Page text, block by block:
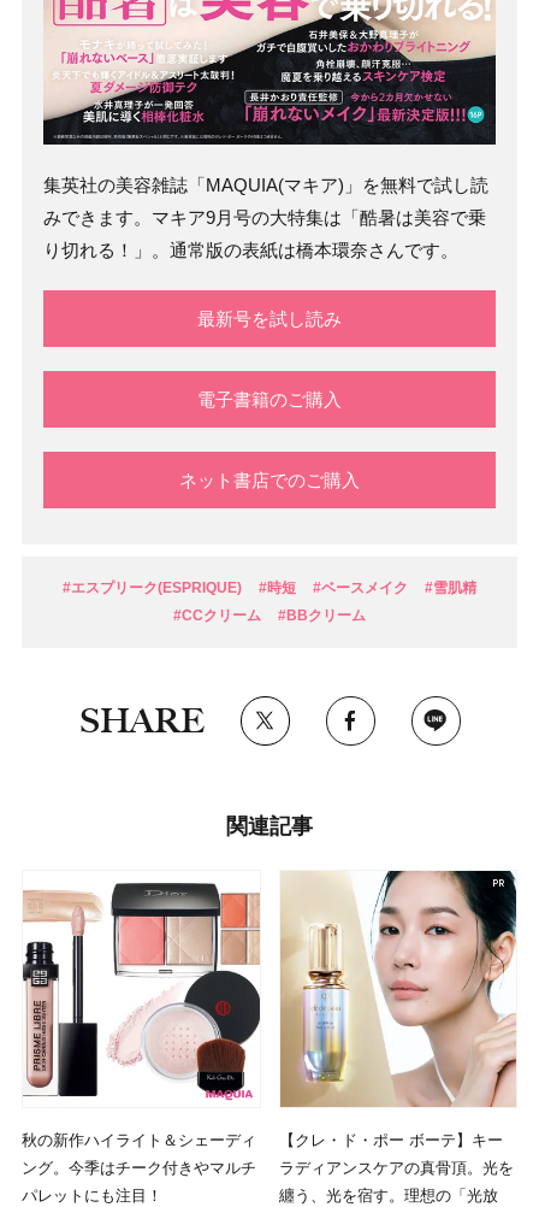
集英社の美容雑誌「MAQUIA(マキア)」を無料で試し読
みできます。マキア9月号の大特集は「酷暑は美容で乗
り切れる！」。通常版の表紙は橋本環奈さんです。
最新号を試し読み
電子書籍のご購入
ネット書店でのご購入
#エスプリーク(ESPRIQUE) #時短 #ベースメイク
#雪肌精
#CCクリーム
#BBクリーム
SHARE
関連記事
秋の新作ハイライト＆シェーディ
ング。今季はチーク付きやマルチ
パレットにも注目！
【クレ・ド・ポー ボーテ】キー
ラディアンスケアの真骨頂。光を
纏う、光を宿す。理想の「光放